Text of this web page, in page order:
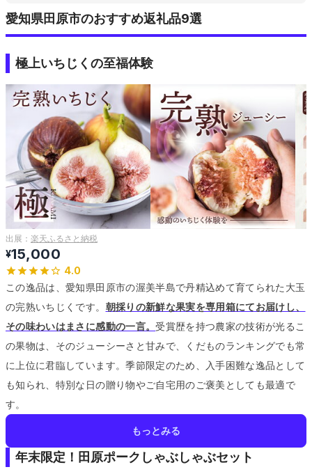
愛知県田原市のおすすめ返礼品9選
極上いちじくの至福体験
出展： 楽天ふるさと納税
¥15,000
4.0
この逸品は、愛知県田原市の渥美半島で丹精込めて育てられた大玉
の完熟いちじくです。 朝採りの新鮮な果実を専用箱にてお届けし、
その味わいはまさに感動の一言。受賞歴を持つ農家の技術が光るこ
の果物は、そのジューシーさと甘みで、くだものランキングでも常
に上位に君臨しています。季節限定のため、入手困難な逸品として
も知られ、特別な日の贈り物やご自宅用のご褒美としても最適で
す。
もっとみる
年末限定！田原ポークしゃぶしゃぶセット